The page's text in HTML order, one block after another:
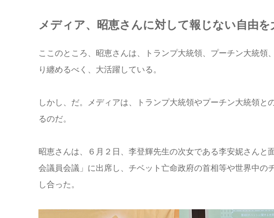
メディア、昭恵さんに対して報じない自由を
ここのところ、昭恵さんは、トランプ大統領、プーチン大統
り纏めるべく、大活躍している。
しかし、だ。メディアは、トランプ大統領やプーチン大統領
るのだ。
昭恵さんは、６月２日、李登輝先生の次女である李安妮さんと
会議員会議」に出席し、チベット亡命政府の首相等や世界中
し合った。